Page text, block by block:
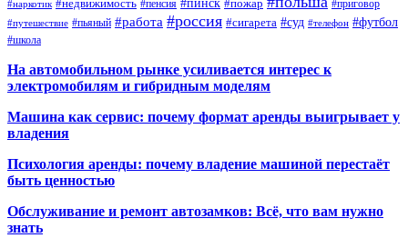
#наркотик #недвижимость #пенсия #пинск #пожар #приговор
#путешествие #пьяный #работа #россия #сигарета #суд #телефон #футбол
#школа
На автомобильном рынке усиливается интерес к
электромобилям и гибридным моделям
Машина как сервис: почему формат аренды выигрывает у
владения
Психология аренды: почему владение машиной перестаёт
быть ценностью
Обслуживание и ремонт автозамков: Всё, что вам нужно
знать